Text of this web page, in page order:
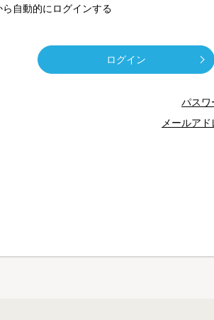
ら自動的にログインする
ログイン
パスワ
メールア